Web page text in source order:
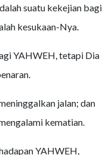
suatu kekejian bagi
kesukaan-Nya.
YAHWEH, tetapi Dia
jalan; dan
kematian.
YAHWEH,